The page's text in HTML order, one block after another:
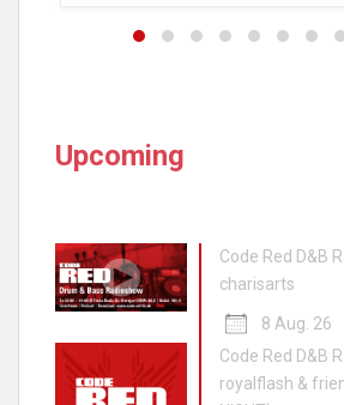
Upcoming
Code Red D&B
charisarts
8 Aug. 26
Code Red D&B
royalflash &